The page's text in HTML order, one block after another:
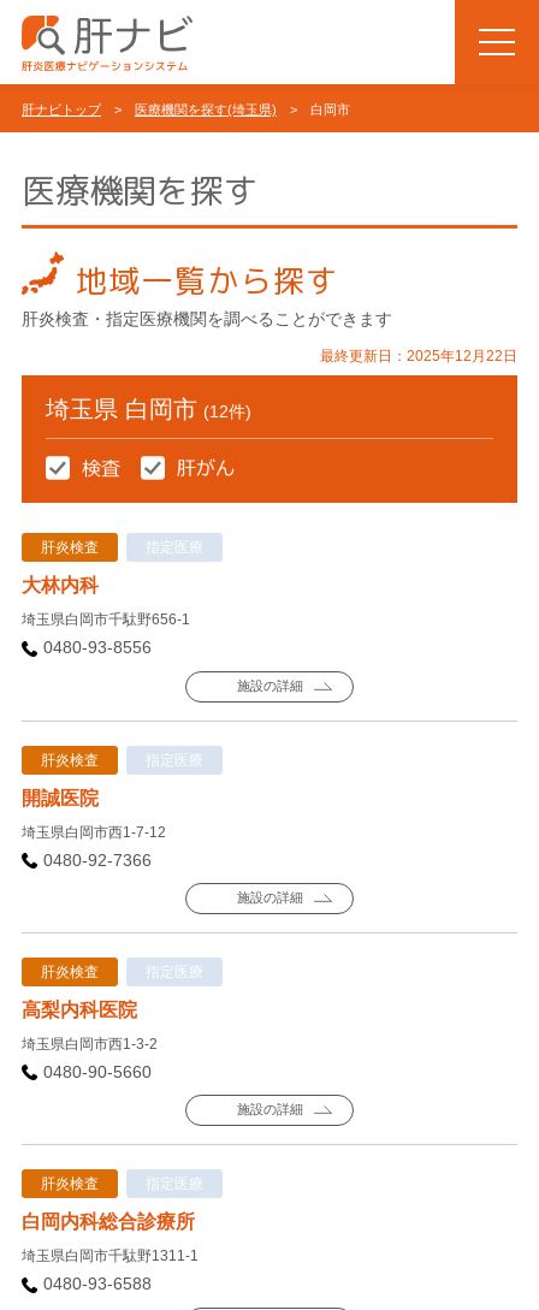
肝ナビトップ> 医療機関を探す(埼玉県) > 白岡市
医療機関を探す
地域一覧から探す
肝炎検査・指定医療機関を調べることができます
最終更新日：2025年12月22日
埼玉県 白岡市 (12件)
肝炎検査 指定医療
大林内科
埼玉県白岡市千駄野656-1
0480-93-8556
施設の詳細
肝炎検査 指定医療
開誠医院
埼玉県白岡市西1-7-12
0480-92-7366
施設の詳細
肝炎検査 指定医療
高梨内科医院
埼玉県白岡市西1-3-2
0480-90-5660
施設の詳細
肝炎検査 指定医療
白岡内科総合診療所
埼玉県白岡市千駄野1311-1
0480-93-6588